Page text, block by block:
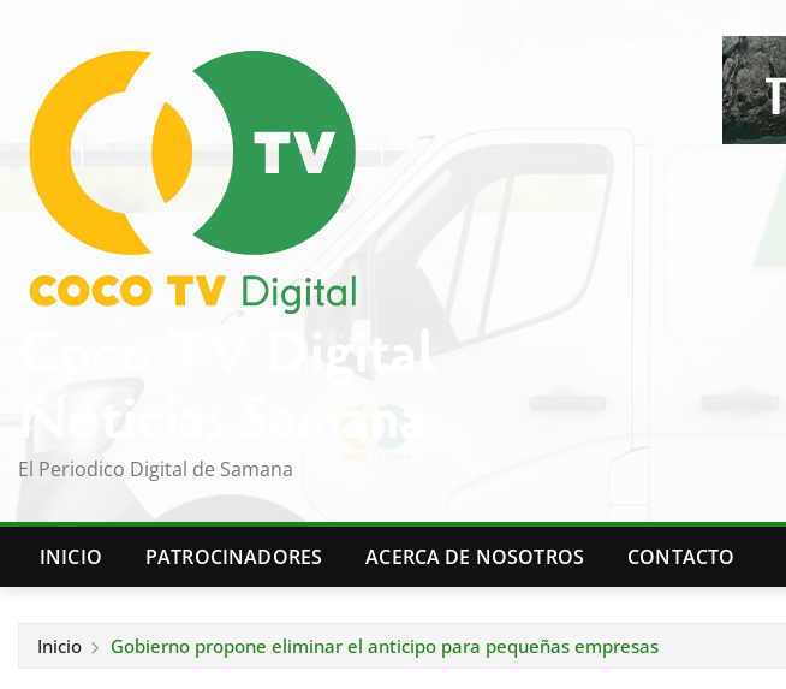
contenido
Noticias Samana
El Periodico Digital de Samana
INICIO PATROCINADORES ACERCA DE NOSOTROS CONTACTO
Inicio Gobierno propone eliminar el anticipo para pequeñas empresas